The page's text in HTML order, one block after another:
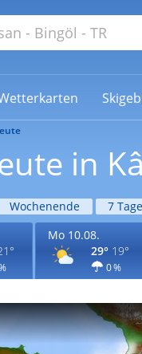
in
Wochenende 7 Tage
Mo 10.08.
29° 19°
0 %